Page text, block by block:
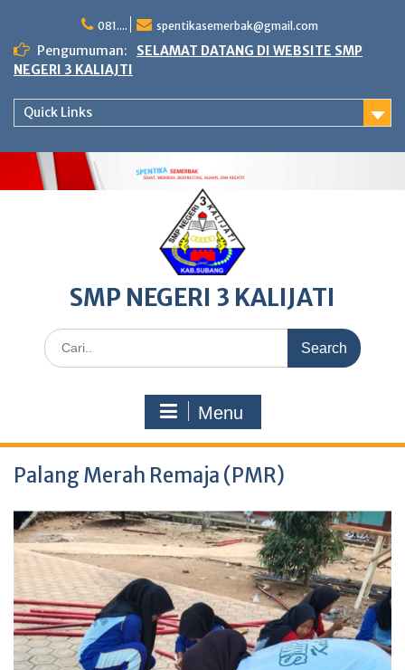
content
081.... spentikasemerbak@gmail.com
Pengumuman:
SELAMAT DATANG DI WEBSITE SMP
NEGERI 3 KALIAJTI
Quick Links
SMP NEGERI 3 KALIJATI
Search
for:
Menu
Palang Merah Remaja (PMR)